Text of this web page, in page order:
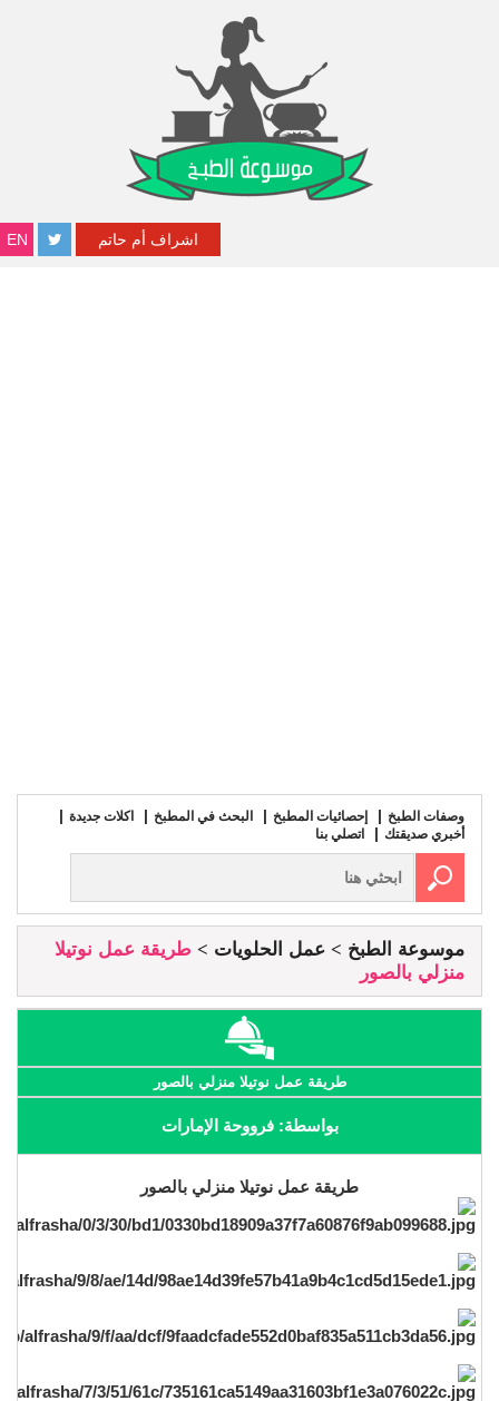
EN اشراف أم حاتم
وصفات الطبخ إحصائيات المطبخ البحث في المطبخ
اكلات جديدة
أخبري صديقتك
اتصلي بنا
موسوعة الطبخ عمل الحلويات
طريقة عمل نوتيلا
منزلي بالصور
طريقة عمل نوتيلا منزلي بالصور
بواسطة: فرووحة الإمارات
طريقة عمل نوتيلا منزلي بالصور